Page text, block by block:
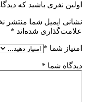
اولین نفری باشید که
نشانی ایمیل شما منتشر
علامت‌گذاری شده‌اند *
امتیاز شما *
دیدگاه شما *